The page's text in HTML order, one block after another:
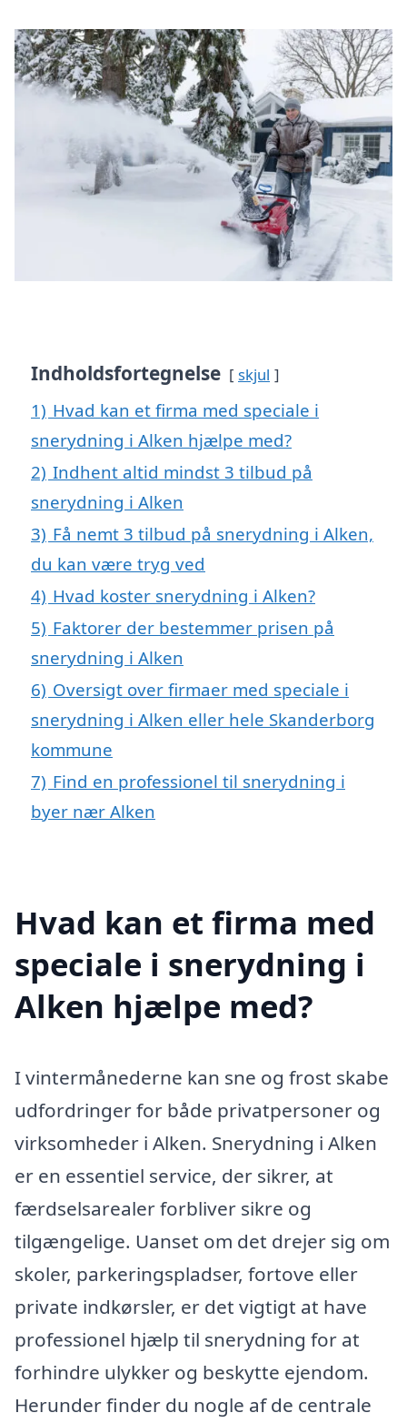
Indholdsfortegnelse skjul
1) Hvad kan et firma med speciale i
snerydning i Alken hjælpe med?
2) Indhent altid mindst 3 tilbud på
snerydning i Alken
3) Få nemt 3 tilbud på snerydning i Alken,
du kan være tryg ved
4) Hvad koster snerydning i Alken?
5) Faktorer der bestemmer prisen på
snerydning i Alken
6) Oversigt over firmaer med speciale i
snerydning i Alken eller hele Skanderborg
kommune
7) Find en professionel til snerydning i
byer nær Alken
Hvad kan et firma med
speciale i snerydning i
Alken hjælpe med?
I vintermånederne kan sne og frost skabe
udfordringer for både privatpersoner og
virksomheder i Alken. Snerydning i Alken
er en essentiel service, der sikrer, at
færdselsarealer forbliver sikre og
tilgængelige. Uanset om det drejer sig om
skoler, parkeringspladser, fortove eller
private indkørsler, er det vigtigt at have
professionel hjælp til snerydning for at
forhindre ulykker og beskytte ejendom.
Herunder finder du nogle af de centrale